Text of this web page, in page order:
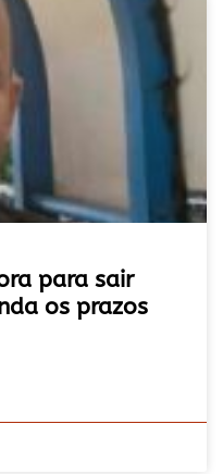
para sair
os prazos